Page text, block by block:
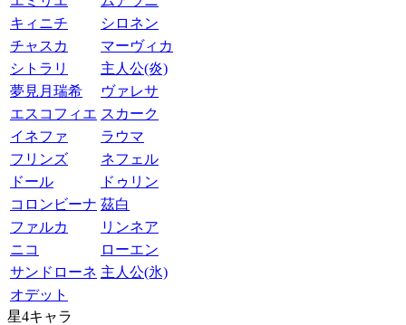
キィニチ
シロネン
チャスカ
マーヴィカ
シトラリ
主人公(炎)
夢見月瑞希
ヴァレサ
エスコフィエ スカーク
イネファ
ラウマ
フリンズ
ネフェル
ドール
ドゥリン
コロンビーナ 茲白
ファルカ
リンネア
ニコ
ローエン
サンドローネ 主人公(氷)
オデット
星4キャラ